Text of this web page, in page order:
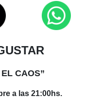
CAOS”
a las 21:00hs.